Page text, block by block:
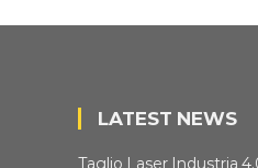
LATEST NEWS
Taglio Laser Industria